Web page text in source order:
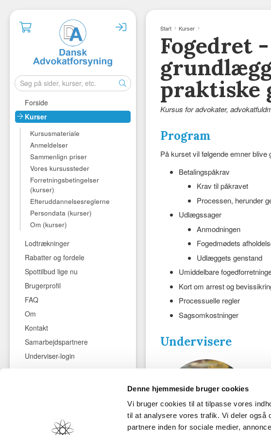
Denne hjemmeside bruger cookies
Vi bruger cookies til at tilpasse vores
til at analysere vores trafik. Vi deler også
partnere inden for sociale medier,
Forside
Kurser
Kursusmateriale
Anmeldelser
Sammenlign priser
Vores kursussteder
Forretningsbetingelser
(kurser)
Efteruddannelsesreglerne
Persondata (kurser)
Om (kurser)
Lodtrækninger
Rabatter og fordele
Spottilbud lige nu
Brugerprofil
FAQ
Om
Kontakt
Samarbejdspartnere
Underviser-login
Start Kurser
Fogedret
praktiske
Kursus for advokater,
Program
På kurset vil følgende emner blive
Betalingspåkrav
Krav til påkravet
Processen, herunder
Udlægssager
Anmodningen
Fogedmødets
Udlæggets genstand
Umiddelbare
Kort om arrest og
Processuelle regler
Sagsomkostninger
Undervisere